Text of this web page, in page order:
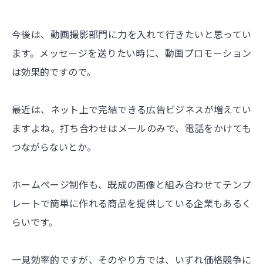
今後は、動画撮影部門に力を入れて行きたいと思ってい
ます。メッセージを送りたい時に、動画プロモーション
は効果的ですので。
最近は、ネット上で完結できる広告ビジネスが増えてい
ますよね。打ち合わせはメールのみで、電話をかけても
つながらないとか。
ホームページ制作も、既成の画像と組み合わせてテンプ
レートで簡単に作れる商品を提供している企業もあるく
らいです。
一見効率的ですが、そのやり方では、いずれ価格競争に